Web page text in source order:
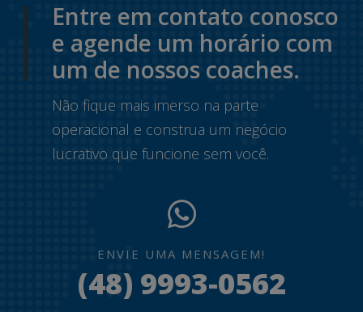
Entre em contato conosco
e agende um horário com
um de nossos coaches.
Não fique mais imerso na parte
operacional e construa um negócio
lucrativo que funcione sem você.
ENVIE UMA MENSAGEM!
(48) 9993-0562